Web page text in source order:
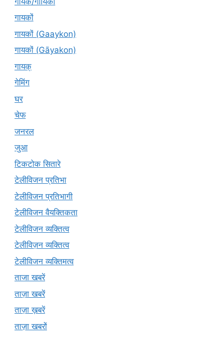
गायकों
गायकों (Gaaykon)
गायकों (Gāyakon)
गायक्
गेमिंग
घर
चेफ
जनरल
जुआ
टिकटोक सितारे
टेलीविजन प्रतिभा
टेलीविजन प्रतिभागी
टेलीविजन वैयक्तिकता
टेलीविजन व्यक्तित्व
टेलीविज़न व्यक्तित्व
टेलीविजन व्यक्तिमत्व
ताजा खबरें
ताज़ा खबरें
ताज़ा ख़बरें
ताज़ा खबरों